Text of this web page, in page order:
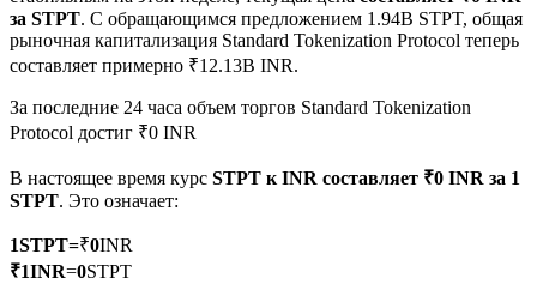
Фьючерсы на COIN-M
Криптовалютные фьючерсы
TradFi
Деривативы на акции, форекс, драгоценные металлы и
сырьевые товары
за STPT. С обращающимся предложением 1.94B STPT, общая
рыночная капитализация Standard Tokenization Protocol теперь
составляет примерно ₹12.13B INR.
За последние 24 часа объем торгов Standard Tokenization
Protocol достиг ₹0 INR
В настоящее время курс STPT к INR составляет ₹0 INR за 1
STPT. Это означает:
1STPT=₹0INR
₹1INR=0STPT